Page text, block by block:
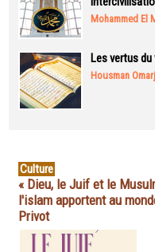
Mohammed El
Les vertus
Housman
Culture
« Dieu, le Juif et le
l'islam apportent au
Privot